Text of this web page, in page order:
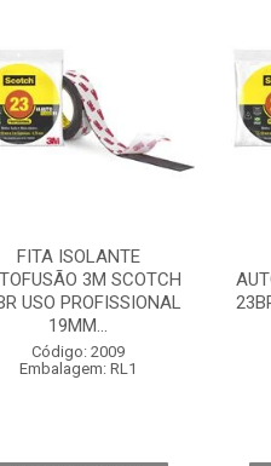
FITA ISOLANTE
3M SCOTCH
USO PROFISSIONAL
19MM...
Código: 2009
Embalagem: RL1